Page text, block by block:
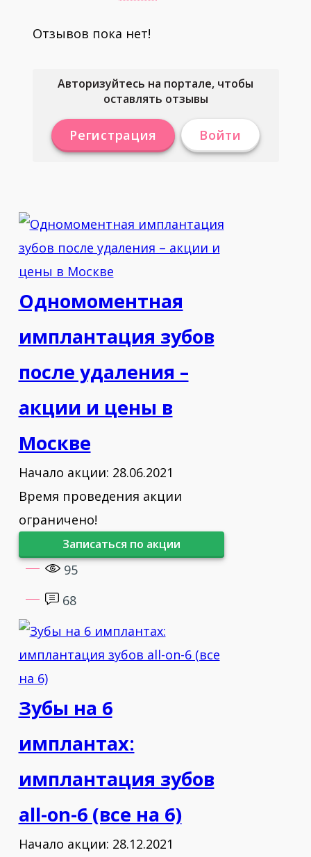
Отзывов пока нет!
Авторизуйтесь на портале, чтобы
оставлять отзывы
Регистрация Войти
Одномоментная
имплантация зубов
после удаления –
акции и цены в
Москве
Начало акции: 28.06.2021
Время проведения акции
ограничено!
Записаться по акции
95
68
Зубы на 6
имплантах:
имплантация зубов
all-on-6 (все на 6)
Начало акции: 28.12.2021